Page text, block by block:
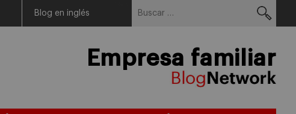
Blog en inglés
Empresa familiar